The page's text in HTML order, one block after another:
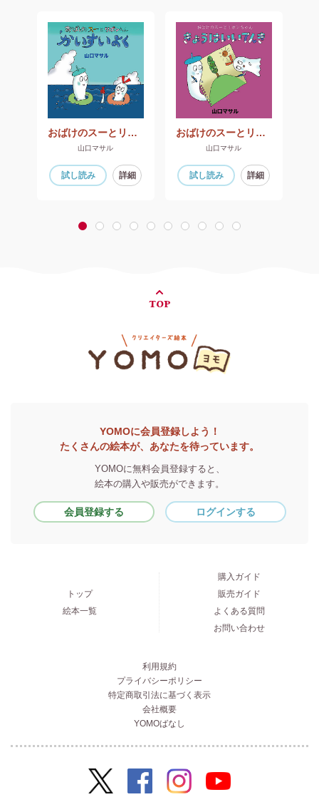
おばけのスーとリボンちゃん「かいすいよく」
山口マサル
試し読み 詳細
おばけのスーとリボンちゃん「きょうはいいてんき」
山口マサル
試し読み 詳細
1 2 3 4 5 6 7 8 9 10
TOP
YOMOに会員登録しよう！
たくさんの絵本が、あなたを待っています。
YOMOに無料会員登録すると、
絵本の購入や販売ができます。
会員登録する ログインする
トップ
絵本一覧
購入ガイド
販売ガイド
よくある質問
お問い合わせ
利用規約
プライバシーポリシー
特定商取引法に基づく表示
会社概要
YOMOばなし